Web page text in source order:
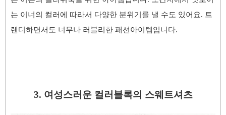
는 이너의 컬러에 따라서 다양한 분위기를 낼 수도 있어요. 트
렌디하면서도 너무나 러블리한 패션아이템입니다.
3. 여성스러운 컬러블록의 스웨트셔츠